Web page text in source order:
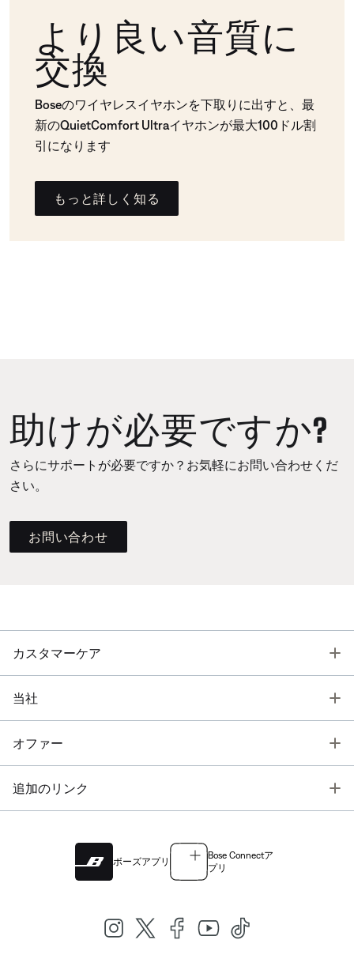
より良い音質に
交換
Boseのワイヤレスイヤホンを下取りに出すと、最
新のQuietComfort Ultraイヤホンが最大100ドル割
引になります
もっと詳しく知る
助けが必要ですか?
さらにサポートが必要ですか？お気軽にお問い合わせくだ
さい。
お問い合わせ
カスタマーケア
当社
オファー
追加のリンク
ボーズアプリ
Bose Connectア
プリ